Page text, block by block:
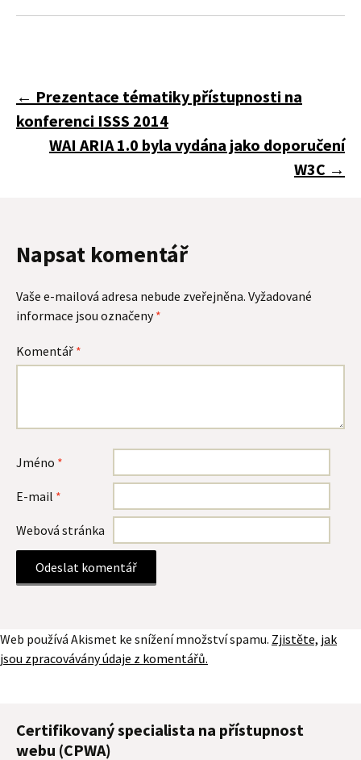
Navigace
pro
← Prezentace tématiky přístupnosti na
konferenci ISSS 2014
WAI ARIA 1.0 byla vydána jako doporučení
W3C →
Napsat komentář
Vaše e-mailová adresa nebude zveřejněna. Vyžadované
informace jsou označeny*
Komentář *
Jméno *
E-mail *
Webová stránka
Web používá Akismet ke snížení množství spamu. Zjistěte, jak
jsou zpracovávány údaje z komentářů.
Certifikovaný specialista na přístupnost
webu (CPWA)